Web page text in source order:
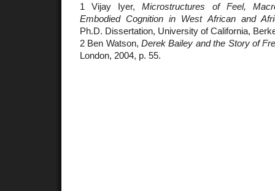
1 Vijay Iyer,Microstructures of Feel,
Embodied Cognition in West African and
Ph.D. Dissertation, University of California,
2 Ben Watson,Derek Bailey and the Story of
London, 2004, p. 55.